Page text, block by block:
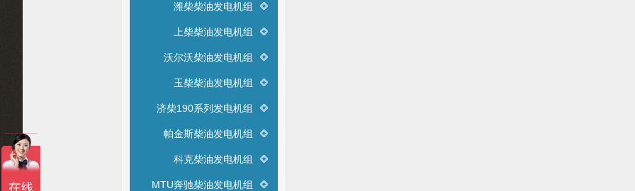
潍柴柴油发电机组
上柴柴油发电机组
沃尔沃柴油发电机组
玉柴柴油发电机组
济柴190系列发电机组
帕金斯柴油发电机组
科克柴油发电机组
MTU奔驰柴油发电机组